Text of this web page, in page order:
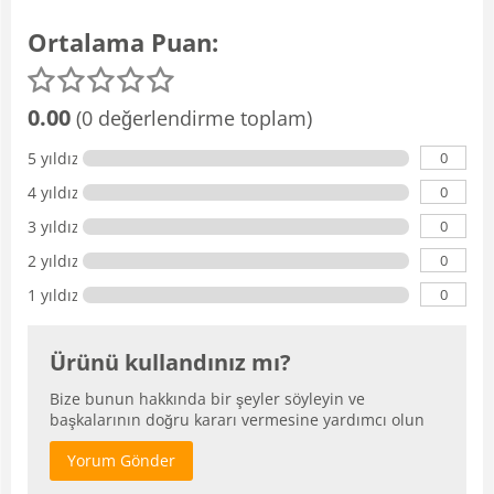
Ortalama Puan:
0.00 (0 değerlendirme toplam)
5 yıldız 0
4 yıldız 0
3 yıldız 0
2 yıldız 0
1 yıldız 0
Ürünü kullandınız mı?
Bize bunun hakkında bir şeyler söyleyin ve
başkalarının doğru kararı vermesine yardımcı olun
Yorum Gönder